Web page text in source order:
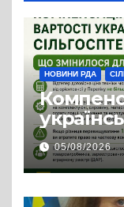
НОВИНИ РДА
05/08/2026